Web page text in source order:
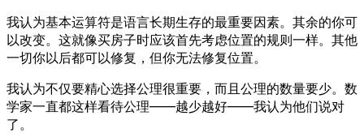
我认为基本运算符是语言长期生存的最重要因素。其余的你可
以改变。这就像买房子时应该首先考虑位置的规则一样。其他
一切你以后都可以修复，但你无法修复位置。
我认为不仅要精心选择公理很重要，而且公理的数量要少。数
学家一直都这样看待公理——越少越好——我认为他们说对
了。